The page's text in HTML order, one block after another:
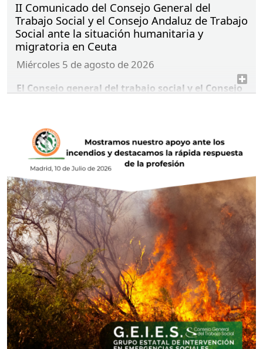
II Comunicado del Consejo General del
Trabajo Social y el Consejo Andaluz de Trabajo
Social ante la situación humanitaria y
migratoria en Ceuta
miércoles 5 de agosto de 2026
El Consejo general del trabajo social y el Consejo
plenamente los derechos de las niñas, niños y
adolescentes
El Consejo General del Trabajo Social y el Consejo
Andaluz de Colegios Profesionales de Trabajo
Social manifiestan su profunda preocupación ante
la situación que atraviesan los cientos de niños,
niñas y adolescentes que permanecen en Ceuta
tras los recientes movimientos migratorios y ante
las distintas propuestas y acuerdos políticos que se
están planteando para abordar esta realidad.